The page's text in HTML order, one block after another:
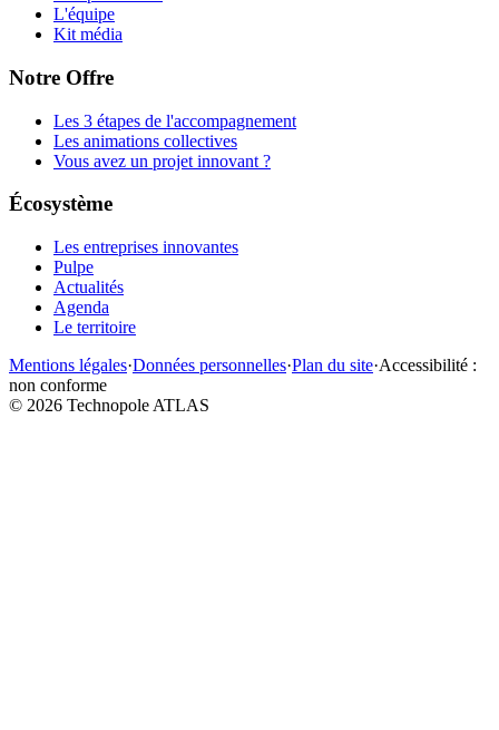
L'équipe
Kit média
Notre Offre
Les 3 étapes de l'accompagnement
Les animations collectives
Vous avez un projet innovant ?
Écosystème
Les entreprises innovantes
Pulpe
Actualités
Agenda
Le territoire
Mentions légales·Données personnelles·Plan du site·Accessibilité :
non conforme
© 2026 Technopole ATLAS